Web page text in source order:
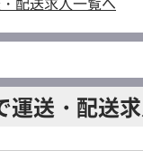
運送・配送